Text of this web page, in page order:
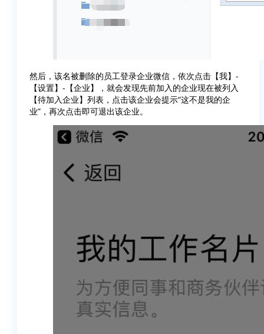
然后，该名被删除的员工登录企业微信，依次点击【我】-
【设置】-【企业】，就会发现先前加入的企业现在被列入
【待加入企业】列表，点击该企业会提示“这不是我的企
业”，再次点击即可退出该企业。